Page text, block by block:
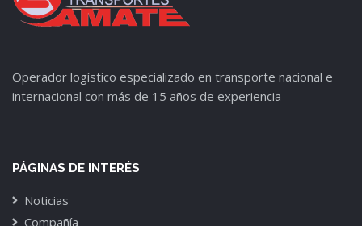
Operador logístico especializado en transporte nacional e
internacional con más de 15 años de experiencia
PÁGINAS DE INTERÉS
Noticias
Compañía